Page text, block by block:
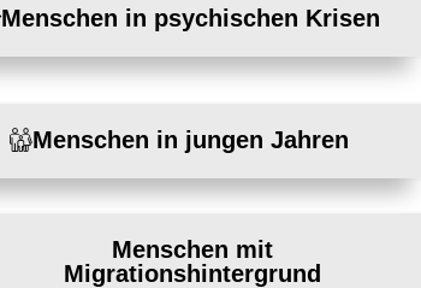
Menschen in psychischen Krisen
Menschen in jungen Jahren
Menschen mit
Migrationshintergrund